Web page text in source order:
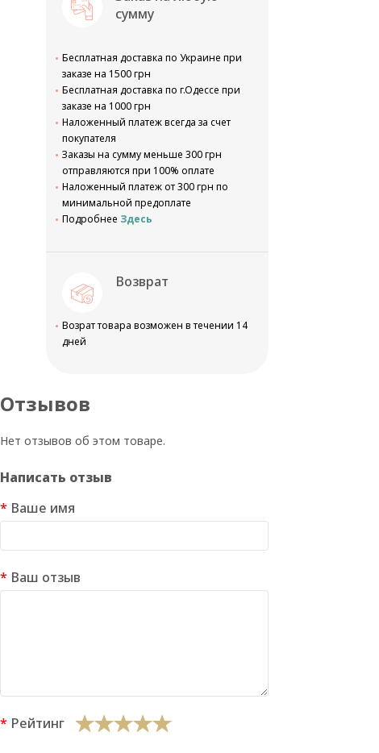
сумму
Бесплатная доставка по Украине при
заказе на 1500 грн
Бесплатная доставка по г.Одессе при
заказе на 1000 грн
Наложенный платеж всегда за счет
покупателя
Заказы на сумму меньше 300 грн
отправляются при 100% оплате
Наложенный платеж от 300 грн по
минимальной предоплате
Подробнее Здесь
Возврат
Возрат товара возможен в течении 14
дней
Отзывов
Нет отзывов об этом товаре.
Написать отзыв
Ваше имя
Ваш отзыв
Рейтинг